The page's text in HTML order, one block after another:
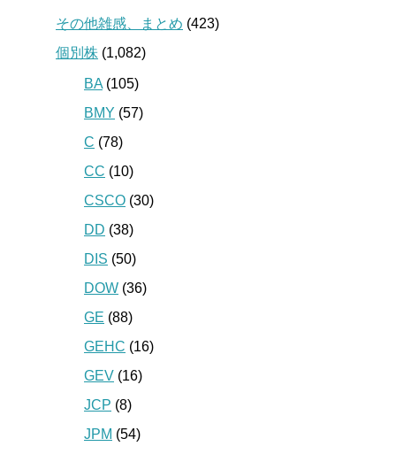
その他雑感、まとめ (423)
個別株 (1,082)
BA (105)
BMY (57)
C (78)
CC (10)
CSCO (30)
DD (38)
DIS (50)
DOW (36)
GE (88)
GEHC (16)
GEV (16)
JCP (8)
JPM (54)